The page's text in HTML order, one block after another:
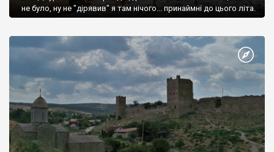
не було, ну не "дірявив" я там нічого... принаймні до цього літа.